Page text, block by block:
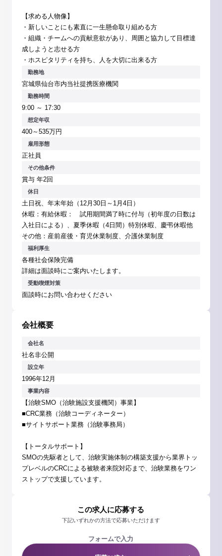
【求める人物像】
・新しいことにも素直に一生懸命取り組める方
・組織・チームへの貢献意欲があり、周囲と協力して目標達
成しようと志せる方
・ホスピタリティを持ち、人を大切に出来る方
勤務地
宮城県仙台市内当社提携医療機関
勤務時間
9:00 ～ 17:30
想定年収
400～535万円
雇用形態
正社員
その他条件
賞与 年2回
休日
土日祝、年末年始（12月30日～1月4日）
休暇：有給休暇： 試用期間満了時に付与（初年度の日数は
入社日による）、夏季休暇（4日間）特別休暇、慶弔休暇他
その他：産前産後・育児休業制度、介護休業制度
福利厚生
各種社会保険完備
詳細は面談時にご案内いたします。
受動喫煙対策
面談時にお問い合わせください
会社概要
会社名
社名非公開
設立年
1996年12月
事業内容
【治験SMO（治験施設支援機関）事業】
■CRC業務（治験コーディネーター）
■サイトサポート業務（治験事務局）
【トータルサポート】
SMOの先駆者として、治験実施体制の構築支援から業界トッ
プレベルのCRCによる被験者来院対応まで、治験業務をワン
ストップで支援しています。
この求人に応募する
下記いずれかの方法で応募いただけます
フォームで入力